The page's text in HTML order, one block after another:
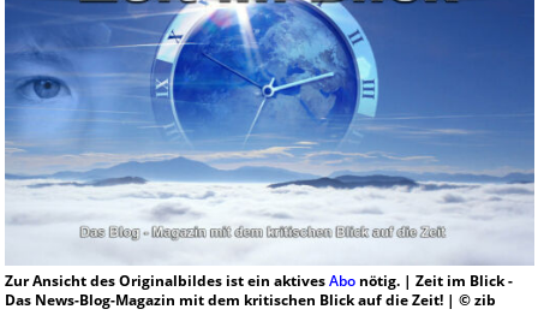
Zur Ansicht des Originalbildes ist ein aktivesAbonötig. | Zeit im Blick -
Das News-Blog-Magazin mit dem kritischen Blick auf die Zeit! | © zib